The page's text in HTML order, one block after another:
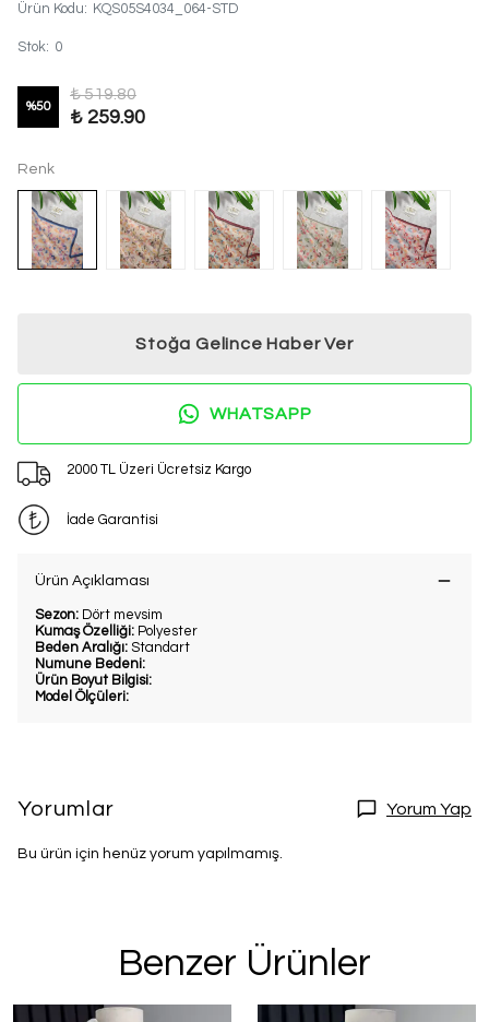
Ürün Kodu: KQS05S4034_064-STD
Stok: 0
%50
₺ 519.80
₺ 259.90
Renk
Stoğa Gelince Haber Ver
WHATSAPP
2000 TL Üzeri Ücretsiz Kargo
İade Garantisi
Ürün Açıklaması
Sezon: Dört mevsim
Kumaş Özelliği: Polyester
Beden Aralığı: Standart
Numune Bedeni:
Ürün Boyut Bilgisi:
Model Ölçüleri:
Yorumlar Yorum Yap
Bu ürün için henüz yorum yapılmamış.
Benzer Ürünler